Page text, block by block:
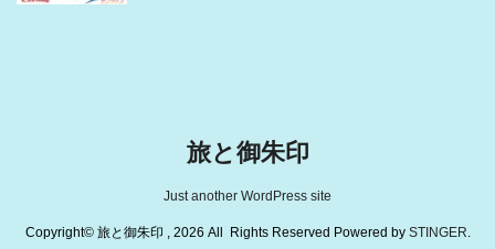
旅と御朱印
Just another WordPress site
Copyright© 旅と御朱印 , 2026 All Rights Reserved Powered by STINGER